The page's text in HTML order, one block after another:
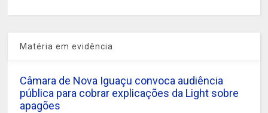
Matéria em evidência
Câmara de Nova Iguaçu convoca audiência
pública para cobrar explicações da Light sobre
apagões